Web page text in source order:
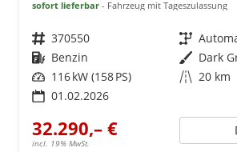
sofort lieferbar Fahrzeug mit Tageszulassung
Fahrzeugnr. 370550 Getriebe
Kraftstoff Benzin Außenfarbe Dark
Leistung 116 kW (158 PS) Kilometerstand 20 km
01.02.2026
32.290,– €
incl. 19% MwSt.